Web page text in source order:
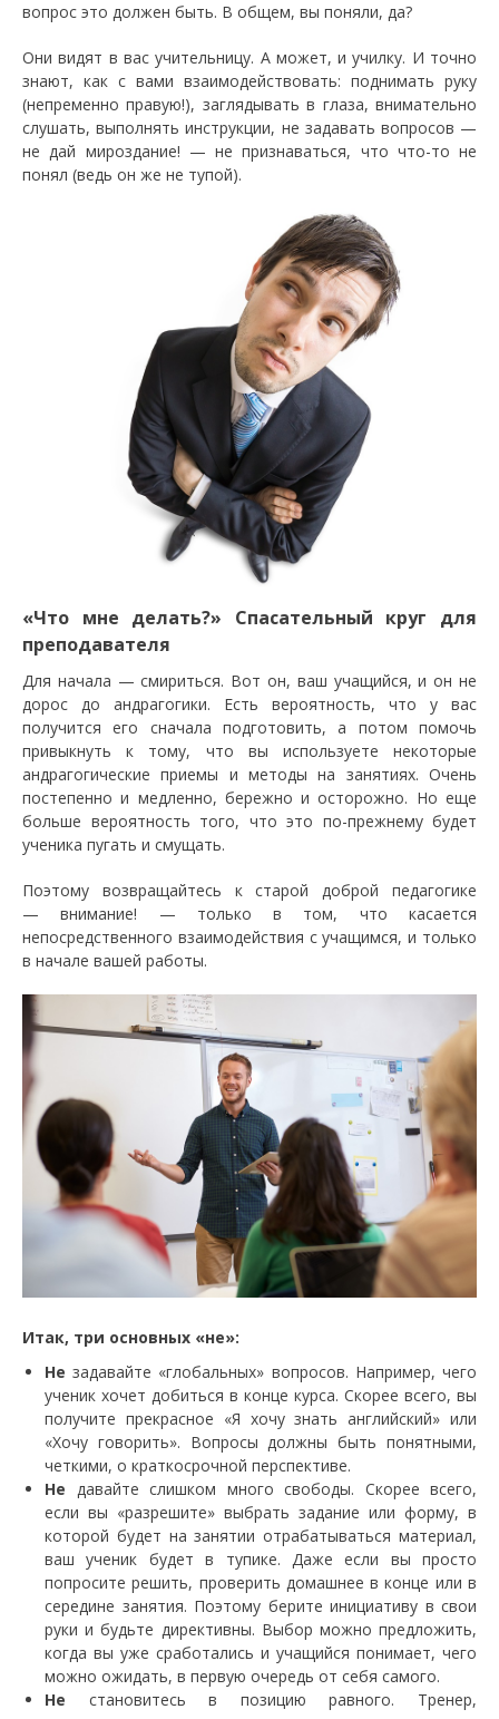
вопрос это должен быть. В общем, вы поняли, да?
Они видят в вас учительницу. А может, и училку. И точно
знают, как с вами взаимодействовать: поднимать руку
(непременно правую!), заглядывать в глаза, внимательно
слушать, выполнять инструкции, не задавать вопросов —
не дай мироздание! — не признаваться, что что-то не
понял (ведь он же не тупой).
«Что мне делать?» Спасательный круг для
преподавателя
Для начала — смириться. Вот он, ваш учащийся, и он не
дорос до андрагогики. Есть вероятность, что у вас
получится его сначала подготовить, а потом помочь
привыкнуть к тому, что вы используете некоторые
андрагогические приемы и методы на занятиях. Очень
постепенно и медленно, бережно и осторожно. Но еще
больше вероятность того, что это по-прежнему будет
ученика пугать и смущать.
Поэтому возвращайтесь к старой доброй педагогике
— внимание! — только в том, что касается
непосредственного взаимодействия с учащимся, и только
в начале вашей работы.
Итак, три основных «не»:
Незадавайте «глобальных» вопросов. Например, чего
ученик хочет добиться в конце курса. Скорее всего, вы
получите прекрасное «Я хочу знать английский» или
«Хочу говорить». Вопросы должны быть понятными,
четкими, о краткосрочной перспективе.
Не давайте слишком много свободы. Скорее всего,
если вы «разрешите» выбрать задание или форму, в
которой будет на занятии отрабатываться материал,
ваш ученик будет в тупике. Даже если вы просто
попросите решить, проверить домашнее в конце или в
середине занятия. Поэтому берите инициативу в свои
руки и будьте директивны. Выбор можно предложить,
когда вы уже сработались и учащийся понимает, чего
можно ожидать, в первую очередь от себя самого.
Не становитесь в позицию равного. Тренер,